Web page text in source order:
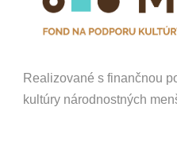
Realizované s finančnou
kultúry národnostných